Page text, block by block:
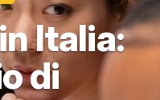
Italia:
di